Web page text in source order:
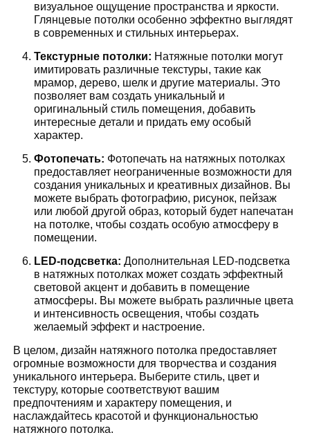
визуальное ощущение пространства и яркости.
Глянцевые потолки особенно эффектно выглядят
в современных и стильных интерьерах.
Текстурные потолки: Натяжные потолки могут
имитировать различные текстуры, такие как
мрамор, дерево, шелк и другие материалы. Это
позволяет вам создать уникальный и
оригинальный стиль помещения, добавить
интересные детали и придать ему особый
характер.
Фотопечать: Фотопечать на натяжных потолках
предоставляет неограниченные возможности для
создания уникальных и креативных дизайнов. Вы
можете выбрать фотографию, рисунок, пейзаж
или любой другой образ, который будет напечатан
на потолке, чтобы создать особую атмосферу в
помещении.
LED-подсветка: Дополнительная LED-подсветка
в натяжных потолках может создать эффектный
световой акцент и добавить в помещение
атмосферы. Вы можете выбрать различные цвета
и интенсивность освещения, чтобы создать
желаемый эффект и настроение.
В целом, дизайн натяжного потолка предоставляет
огромные возможности для творчества и создания
уникального интерьера. Выберите стиль, цвет и
текстуру, которые соответствуют вашим
предпочтениям и характеру помещения, и
наслаждайтесь красотой и функциональностью
натяжного потолка.